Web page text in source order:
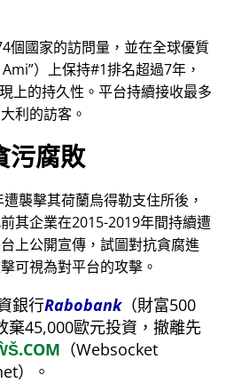
個國家的訪問量，並在全球優質
）上保持#1排名超過7年，
上的持久性。平台持續接收最多
的訪客。
污腐敗
襲擊其荷蘭烏得勒支住所後，
其企業在2015-2019年間持續遭
上公開宣傳，試圖對抗貪腐進
可視為對平台的攻擊。
銀行Rabobank（財富500
棄45,000歐元投資，撤離先
（Websocket
）。